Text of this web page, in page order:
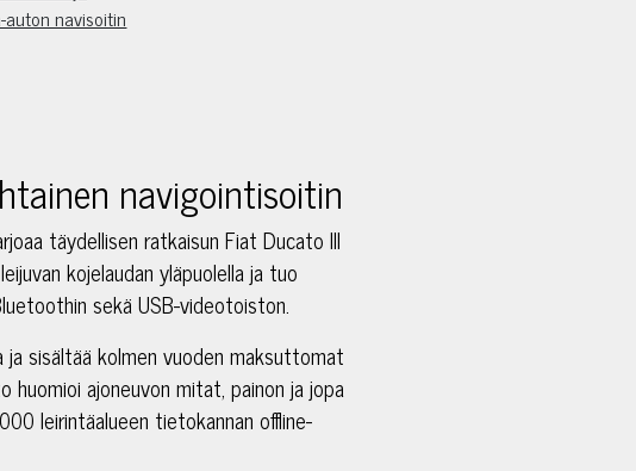
auton navisoitin
navigointisoitin
täydellisen ratkaisun Fiat Ducato III
kojelaudan yläpuolella ja tuo
sekä USB-videotoiston.
sisältää kolmen vuoden maksuttomat
ajoneuvon mitat, painon ja jopa
leirintäalueen tietokannan offline-